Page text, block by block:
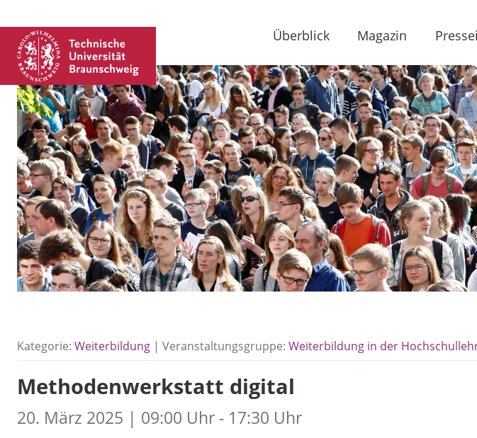
Überblick Magazin
Kategorie: Weiterbildung | Veranstaltungsgruppe: Weiterbildung in der
Methodenwerkstatt digital
20. März 2025 | 09:00 Uhr - 17:30 Uhr